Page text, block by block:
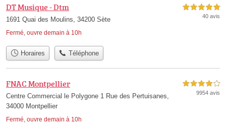
DT Musique - Dtm
1691 Quai des Moulins, 34200 Sète
Fermé, ouvre demain à 10h
5,0 étoiles sur 5
40 avis
Horaires Téléphone
FNAC Montpellier
Centre Commercial le Polygone 1 Rue des Pertuisanes,
34000 Montpellier
Fermé, ouvre demain à 10h
4,0 étoiles sur 5
9954 avis